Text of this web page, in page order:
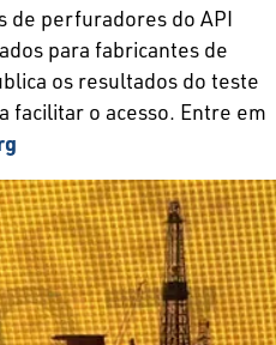
de perfuradores do API
para fabricantes de
os resultados do teste
facilitar o acesso. Entre em